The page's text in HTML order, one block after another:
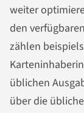
weiter
den
zählen
üblichen
über die